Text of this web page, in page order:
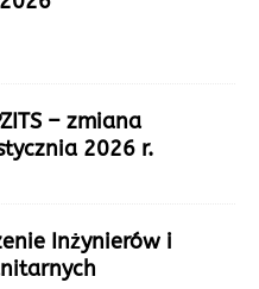
– zmiana
2026 r.
Inżynierów i